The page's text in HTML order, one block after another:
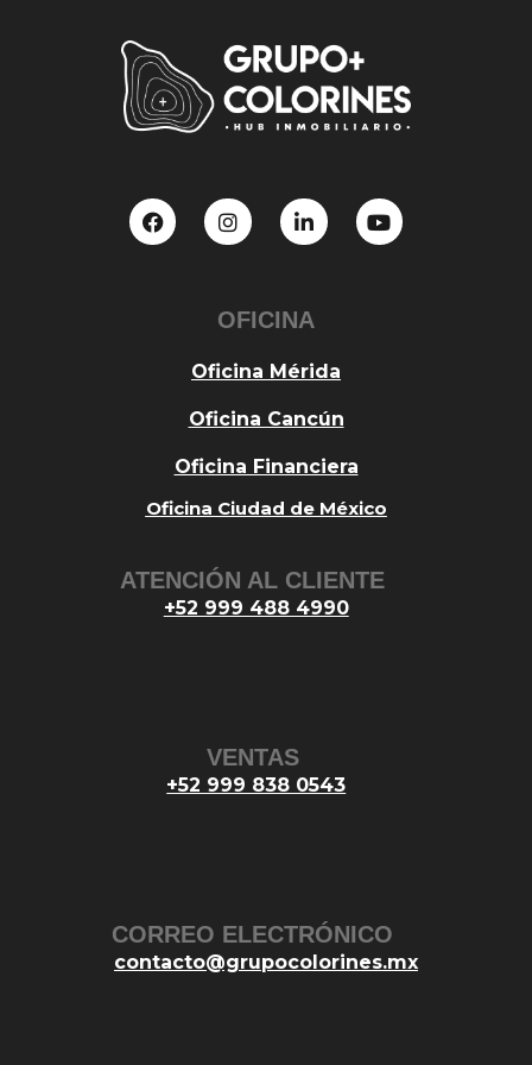
OFICINA
Oficina Mérida
Oficina Cancún
Oficina Financiera
Oficina Ciudad de México
ATENCIÓN AL CLIENTE
+52 999 488 4990
VENTAS
+52 999 838 0543
CORREO ELECTRÓNICO
contacto@grupocolorines.mx